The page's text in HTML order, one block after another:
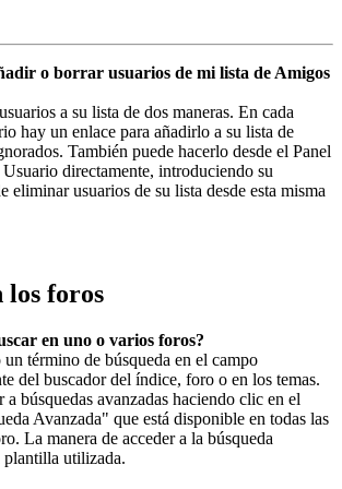
o borrar usuarios de mi lista de Amigos
a su lista de dos maneras. En cada
hay un enlace para añadirlo a su lista de
También puede hacerlo desde el Panel
directamente, introduciendo su
eliminar usuarios de su lista desde esta misma
los foros
en uno o varios foros?
término de búsqueda en el campo
del buscador del índice, foro o en los temas.
a búsquedas avanzadas haciendo clic en el
Avanzada" que está disponible en todas las
La manera de acceder a la búsqueda
plantilla utilizada.